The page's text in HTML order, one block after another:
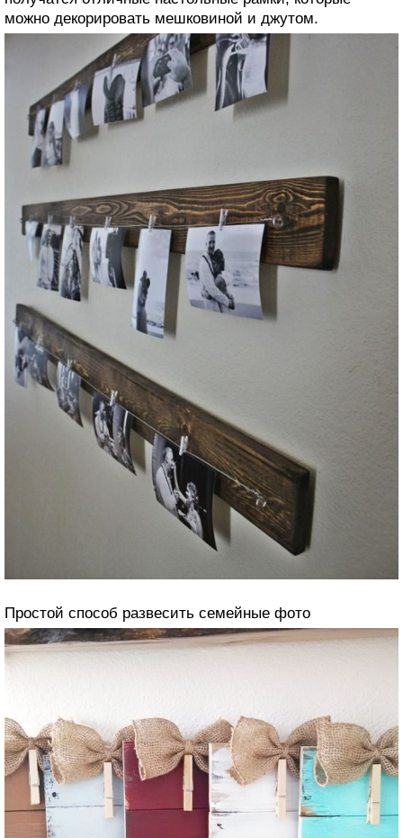
можно декорировать мешковиной и джутом.
Простой способ развесить семейные фото